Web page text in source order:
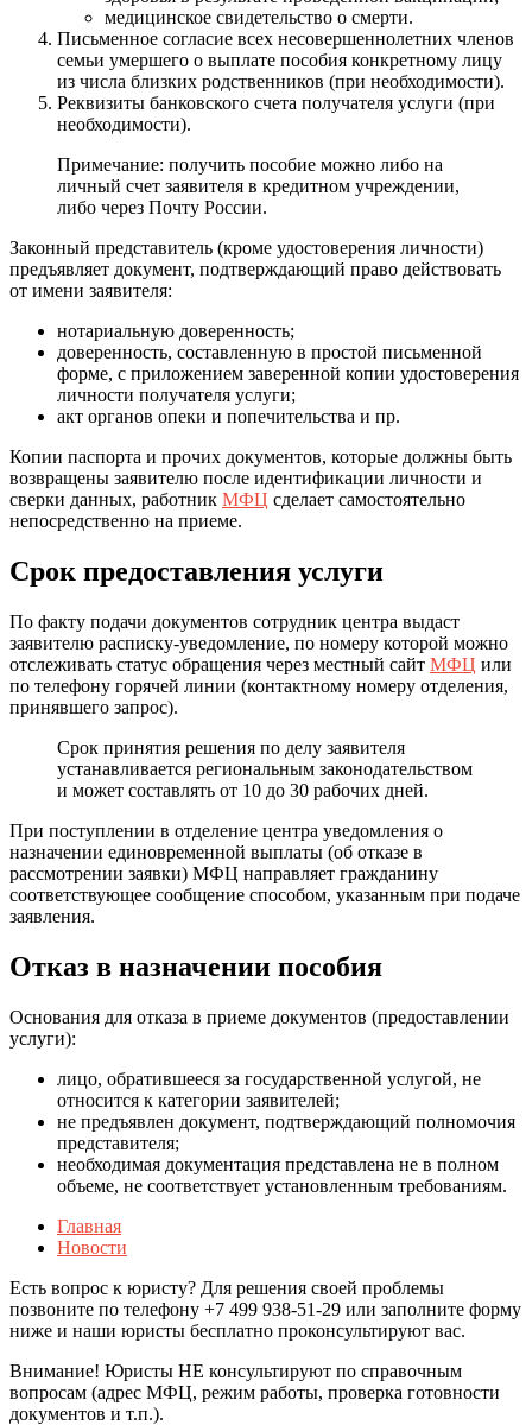
медицинское свидетельство о смерти.
Письменное согласие всех несовершеннолетних членов
семьи умершего о выплате пособия конкретному лицу
из числа близких родственников (при необходимости).
Реквизиты банковского счета получателя услуги (при
необходимости).
Примечание: получить пособие можно либо на
личный счет заявителя в кредитном учреждении,
либо через Почту России.
Законный представитель (кроме удостоверения личности)
предъявляет документ, подтверждающий право действовать
от имени заявителя:
нотариальную доверенность;
доверенность, составленную в простой письменной
форме, с приложением заверенной копии удостоверения
личности получателя услуги;
акт органов опеки и попечительства и пр.
Копии паспорта и прочих документов, которые должны быть
возвращены заявителю после идентификации личности и
сверки данных, работник МФЦ сделает самостоятельно
непосредственно на приеме.
Срок предоставления услуги
По факту подачи документов сотрудник центра выдаст
заявителю расписку-уведомление, по номеру которой можно
отслеживать статус обращения через местный сайт МФЦ или
по телефону горячей линии (контактному номеру отделения,
принявшего запрос).
Срок принятия решения по делу заявителя
устанавливается региональным законодательством
и может составлять от 10 до 30 рабочих дней.
При поступлении в отделение центра уведомления о
назначении единовременной выплаты (об отказе в
рассмотрении заявки) МФЦ направляет гражданину
соответствующее сообщение способом, указанным при подаче
заявления.
Отказ в назначении пособия
Основания для отказа в приеме документов (предоставлении
услуги):
лицо, обратившееся за государственной услугой, не
относится к категории заявителей;
не предъявлен документ, подтверждающий полномочия
представителя;
необходимая документация представлена не в полном
объеме, не соответствует установленным требованиям.
Главная
Новости
Есть вопрос к юристу? Для решения своей проблемы
позвоните по телефону +7 499 938-51-29 или заполните форму
ниже и наши юристы бесплатно проконсультируют вас.
Внимание! Юристы НЕ консультируют по справочным
вопросам (адрес МФЦ, режим работы, проверка готовности
документов и т.п.).